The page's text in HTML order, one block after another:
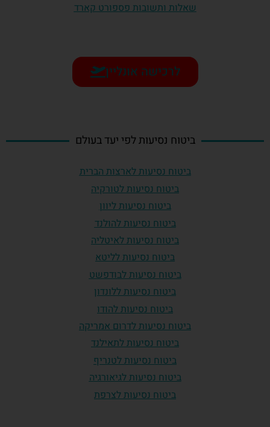
שאלות ותשובות פספורט קארד
לרכישה אונליין
ביטוח נסיעות לפי יעד בעולם
ביטוח נסיעות לארצות הברית
ביטוח נסיעות לטורקיה
ביטוח נסיעות ליוון
ביטוח נסיעות להולנד
ביטוח נסיעות לאיטליה
ביטוח נסיעות לליטא
ביטוח נסיעות לבודפשט
ביטוח נסיעות ללונדון
ביטוח נסיעות להודו
ביטוח נסיעות לדרום אמריקה
ביטוח נסיעות לתאילנד
ביטוח נסיעות לטנריף
ביטוח נסיעות לגיאורגיה
ביטוח נסיעות לצרפת